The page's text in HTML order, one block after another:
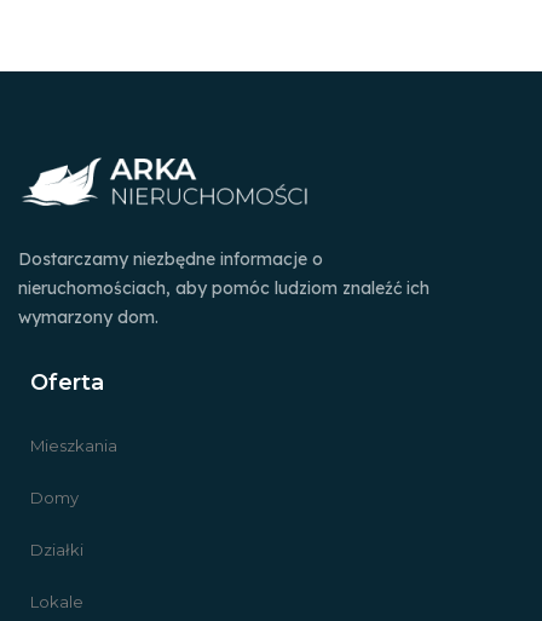
Dostarczamy niezbędne informacje o
nieruchomościach, aby pomóc ludziom znaleźć ich
wymarzony dom.
Oferta
Mieszkania
Domy
Działki
Lokale